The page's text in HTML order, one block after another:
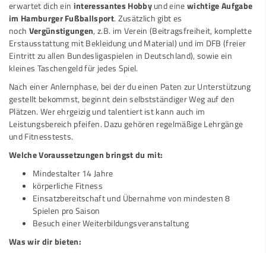
erwartet dich ein interessantes Hobbyund einewichtige Aufgabe
im Hamburger Fußballsport. Zusätzlich gibt es
noch Vergünstigungen, z.B. im Verein (Beitragsfreiheit, komplette
Erstausstattung mit Bekleidung und Material) und im DFB (freier
Eintritt zu allen Bundesligaspielen in Deutschland), sowie ein
kleines Taschengeld für jedes Spiel.
Nach einer Anlernphase, bei der du einen Paten zur Unterstützung
gestellt bekommst, beginnt dein selbstständiger Weg auf den
Plätzen. Wer ehrgeizig und talentiert ist kann auch im
Leistungsbereich pfeifen. Dazu gehören regelmäßige Lehrgänge
und Fitnesstests.
Welche Voraussetzungen bringst du mit:
Mindestalter 14 Jahre
körperliche Fitness
Einsatzbereitschaft und Übernahme von mindesten 8
Spielen pro Saison
Besuch einer Weiterbildungsveranstaltung
Was wir dir bieten: